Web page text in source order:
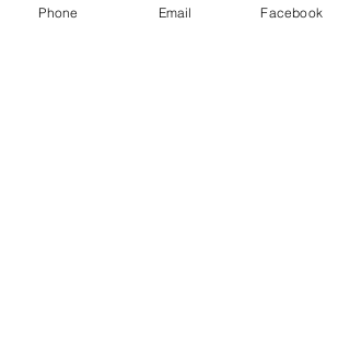
Phone Email Facebook